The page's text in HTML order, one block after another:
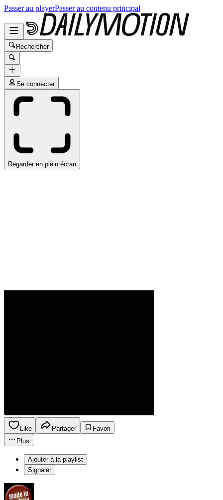
Passer au playerPasser au contenu principal
Rechercher
Se connecter
Regarder en plein écran
Like Partager
Favori
Plus
Ajouter à la playlist
Signaler